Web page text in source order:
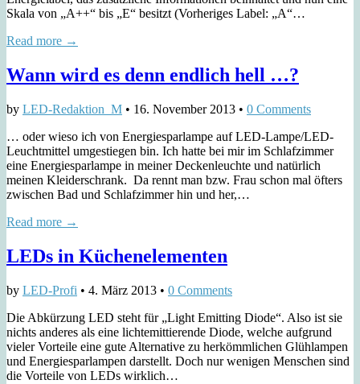
Skala von „A++“ bis „E“ besitzt (Vorheriges Label: „A“…
Read more →
Wann wird es denn endlich hell …?
by LED-Redaktion_M • 16. November 2013 • 0 Comments
… oder wieso ich von Energiesparlampe auf LED-Lampe/LED-
Leuchtmittel umgestiegen bin. Ich hatte bei mir im Schlafzimmer
eine Energiesparlampe in meiner Deckenleuchte und natürlich
meinen Kleiderschrank. Da rennt man bzw. Frau schon mal öfters
zwischen Bad und Schlafzimmer hin und her,…
Read more →
LEDs in Küchenelementen
by LED-Profi • 4. März 2013 • 0 Comments
Die Abkürzung LED steht für „Light Emitting Diode“. Also ist sie
nichts anderes als eine lichtemittierende Diode, welche aufgrund
vieler Vorteile eine gute Alternative zu herkömmlichen Glühlampen
und Energiesparlampen darstellt. Doch nur wenigen Menschen sind
die Vorteile von LEDs wirklich…